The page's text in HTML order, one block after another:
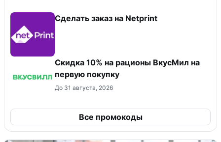
Сделать заказ на Netprint
Скидка 10% на рационы ВкусМил на
первую покупку
До 31 августа, 2026
Все промокоды